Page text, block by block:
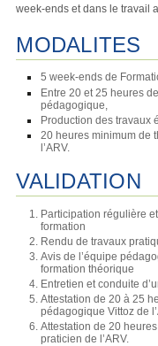
week-ends et dans le travail
MODALITES
5 week-ends de
Entre 20 et 25 heures
pédagogique,
Production des travaux
20 heures minimum de
l’ARV.
VALIDATION
Participation régulière
formation
Rendu de travaux
Avis de l’équipe
formation théorique
Entretien et conduite
Attestation de 20 à 25
pédagogique Vittoz de
Attestation de 20
praticien de l’ARV.